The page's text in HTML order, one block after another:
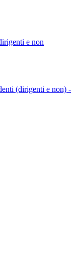
e non
(dirigenti e non) -